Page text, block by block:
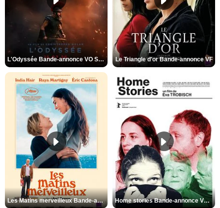
L'Odyssée Bande-annonce VO STFR Le Triangle d'or Bande-annonce VF
Les Matins merveilleux Bande-annonce VF Home stories Bande-annonce VO STFR